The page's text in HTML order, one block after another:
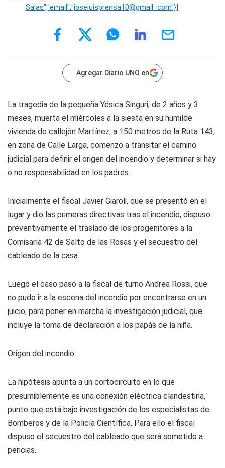
Salas","email":"joseluisprensa10@gmail_com"}]
Agregar Diario UNO en
La tragedia de la pequeña Yésica Singuri, de 2 años y 3
meses, muerta el miércoles a la siesta en su humilde
vivienda de callejón Martínez, a 150 metros de la Ruta 143,
en zona de Calle Larga, comenzó a transitar el camino
judicial para definir el origen del incendio y determinar si hay
o no responsabilidad en los padres.
Inicialmente el fiscal Javier Giaroli, que se presentó en el
lugar y dio las primeras directivas tras el incendio, dispuso
preventivamente el traslado de los progenitores a la
Comisaría 42 de Salto de las Rosas y el secuestro del
cableado de la casa.
Luego el caso pasó a la fiscal de turno Andrea Rossi, que
no pudo ir a la escena del incendio por encontrarse en un
juicio, para poner en marcha la investigación judicial, que
incluye la toma de declaración a los papás de la niña.
Origen del incendio
La hipótesis apunta a un cortocircuito en lo que
presumiblemente es una conexión eléctrica clandestina,
punto que está bajo investigación de los especialistas de
Bomberos y de la Policía Científica. Para ello el fiscal
dispuso el secuestro del cableado que será sometido a
pericias.